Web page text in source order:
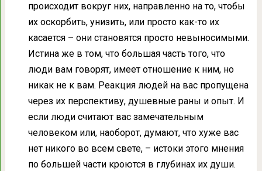
происходит вокруг них, направленно на то, чтобы
их оскорбить, унизить, или просто как-то их
касается – они становятся просто невыносимыми.
Истина же в том, что большая часть того, что
люди вам говорят, имеет отношение к ним, но
никак не к вам. Реакция людей на вас пропущена
через их перспективу, душевные раны и опыт. И
если люди считают вас замечательным
человеком или, наоборот, думают, что хуже вас
нет никого во всем свете, – истоки этого мнения
по большей части кроются в глубинах их души.